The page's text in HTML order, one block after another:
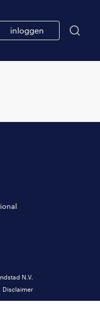
inloggen
N.V.
Disclaimer